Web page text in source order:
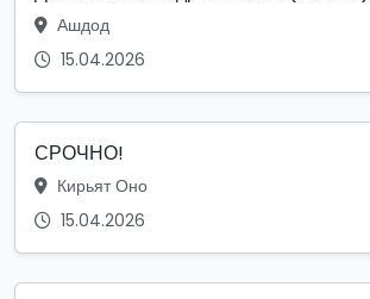
Ашдод
15.04.2026
СРОЧНО!
Кирьят Оно
15.04.2026